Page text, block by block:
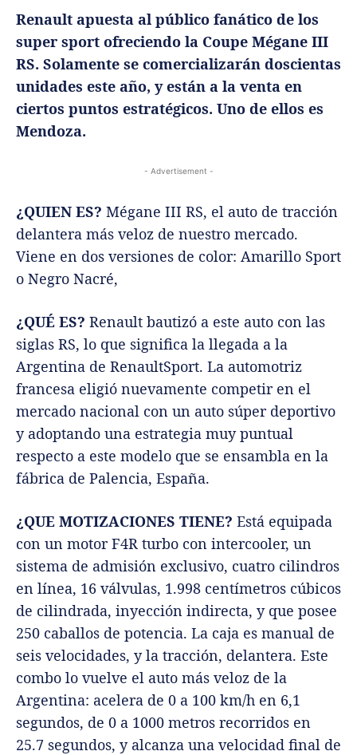
Renault apuesta al público fanático de los
super sport ofreciendo la Coupe Mégane III
RS. Solamente se comercializarán doscientas
unidades este año, y están a la venta en
ciertos puntos estratégicos. Uno de ellos es
Mendoza.
- Advertisement -
¿QUIEN ES? Mégane III RS, el auto de tracción
delantera más veloz de nuestro mercado.
Viene en dos versiones de color: Amarillo Sport
o Negro Nacré,
¿QUÉ ES? Renault bautizó a este auto con las
siglas RS, lo que significa la llegada a la
Argentina de RenaultSport. La automotriz
francesa eligió nuevamente competir en el
mercado nacional con un auto súper deportivo
y adoptando una estrategia muy puntual
respecto a este modelo que se ensambla en la
fábrica de Palencia, España.
¿QUE MOTIZACIONES TIENE? Está equipada
con un motor F4R turbo con intercooler, un
sistema de admisión exclusivo, cuatro cilindros
en línea, 16 válvulas, 1.998 centímetros cúbicos
de cilindrada, inyección indirecta, y que posee
250 caballos de potencia. La caja es manual de
seis velocidades, y la tracción, delantera. Este
combo lo vuelve el auto más veloz de la
Argentina: acelera de 0 a 100 km/h en 6,1
segundos, de 0 a 1000 metros recorridos en
25.7 segundos, y alcanza una velocidad final de